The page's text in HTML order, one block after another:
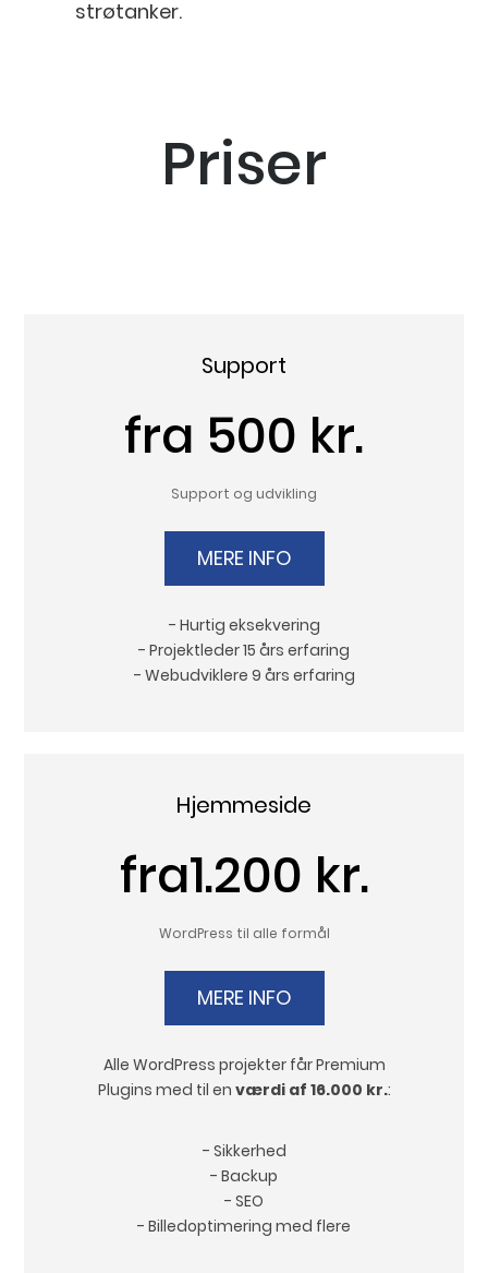
strøtanker.
Priser
Support
fra 500 kr.
Support og udvikling
MERE INFO
- Hurtig eksekvering
- Projektleder 15 års erfaring
- Webudviklere 9 års erfaring
Hjemmeside
fra1.200 kr.
WordPress til alle formål
MERE INFO
Alle WordPress projekter får Premium
Plugins med til en værdi af 16.000 kr.:
- Sikkerhed
- Backup
- SEO
- Billedoptimering med flere